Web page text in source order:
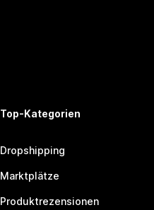
Top-Kategorien
Dropshipping
Marktplätze
Produktrezensionen